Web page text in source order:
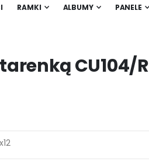
RAMKI ALBUMY PANELE
CU104/R